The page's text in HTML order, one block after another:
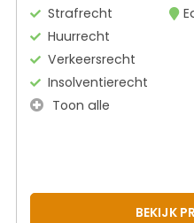
Strafrecht
Huurrecht
Verkeersrecht
Insolventierecht
Toon alle
BEKIJK